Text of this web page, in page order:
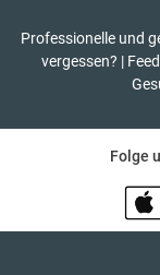
Professionelle und
vergessen? |
Folge